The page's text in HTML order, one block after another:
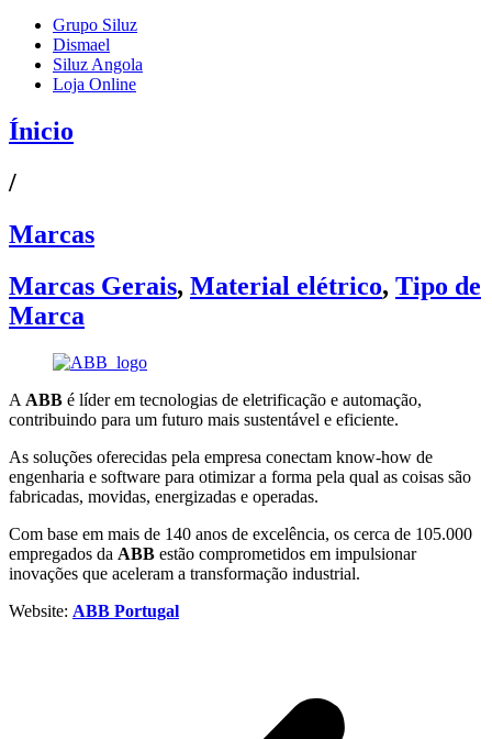
Grupo Siluz
Dismael
Siluz Angola
Loja Online
Ínicio
/
Marcas
Marcas Gerais, Material elétrico, Tipo de
Marca
A ABB é líder em tecnologias de eletrificação e automação,
contribuindo para um futuro mais sustentável e eficiente.
As soluções oferecidas pela empresa conectam know-how de
engenharia e software para otimizar a forma pela qual as coisas são
fabricadas, movidas, energizadas e operadas.
Com base em mais de 140 anos de excelência, os cerca de 105.000
empregados da ABB estão comprometidos em impulsionar
inovações que aceleram a transformação industrial.
Website: ABB Portugal